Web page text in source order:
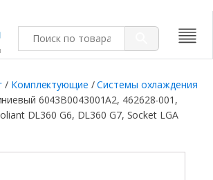
/ Комплектующие /Системы охлаждения
6043B0043001A2, 462628-001,
DL360 G6, DL360 G7, Socket LGA